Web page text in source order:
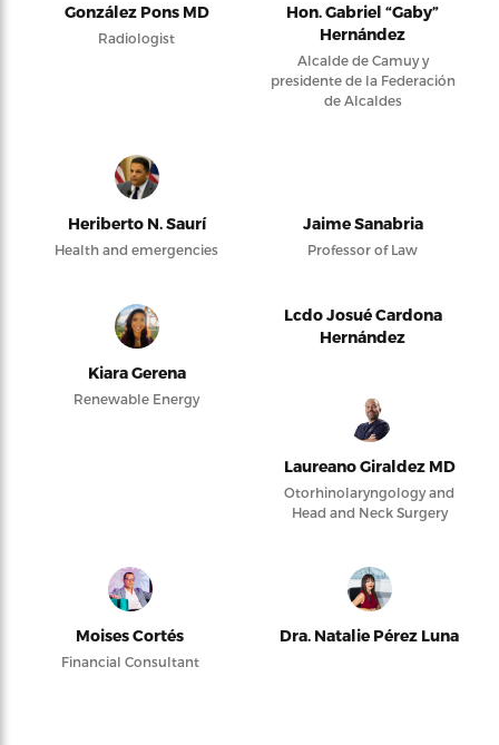
González Pons MD
Radiologist
Hon. Gabriel “Gaby”
Hernández
Alcalde de Camuy y
presidente de la Federación
de Alcaldes
Heriberto N. Saurí
Health and emergencies
Jaime Sanabria
Professor of Law
Kiara Gerena
Renewable Energy
Lcdo Josué Cardona
Hernández
Laureano Giraldez MD
Otorhinolaryngology and
Head and Neck Surgery
Moises Cortés
Financial Consultant
Dra. Natalie Pérez Luna